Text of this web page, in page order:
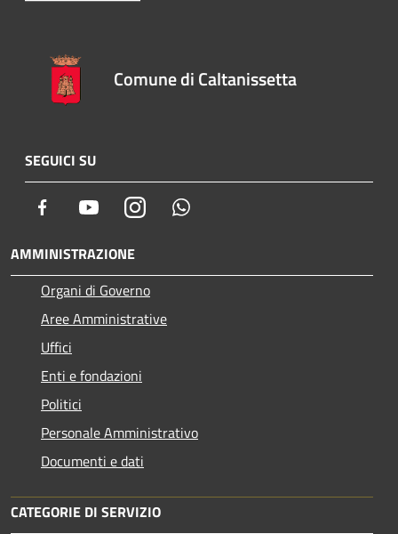
Comune di Caltanissetta
SEGUICI SU
Facebook YoutubeInstagram
AMMINISTRAZIONE
Organi di Governo
Aree Amministrative
Uffici
Enti e fondazioni
Politici
Personale Amministrativo
Documenti e dati
CATEGORIE DI SERVIZIO